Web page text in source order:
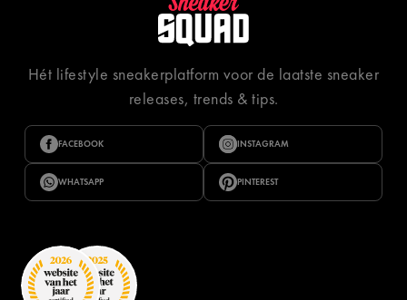
Hét lifestyle sneakerplatform voor de laatste sneaker
releases, trends & tips.
FACEBOOK INSTAGRAM
WHATSAPP PINTEREST